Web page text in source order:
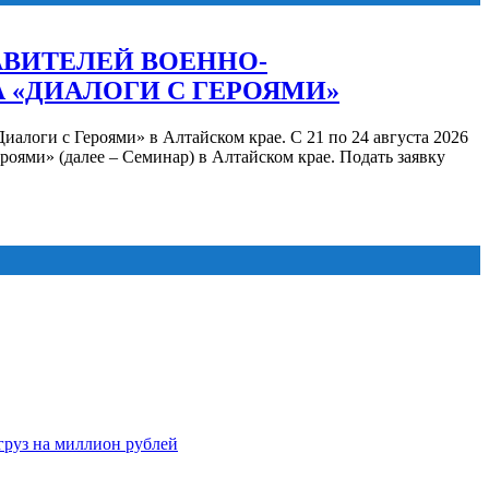
ВОЕННО-
С ГЕРОЯМИ»
с Героями» в Алтайском крае. С 21 по 24 августа 2026
(далее – Семинар) в Алтайском крае. Подать заявку
на миллион рублей